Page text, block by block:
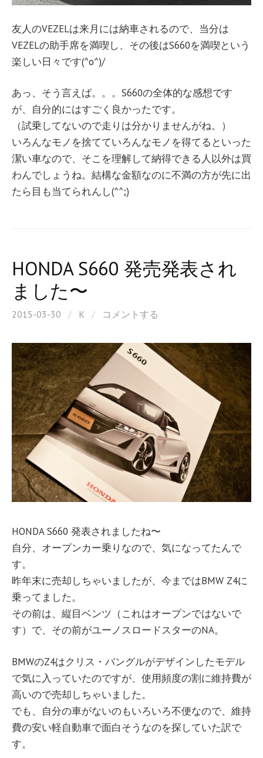
友人のVEZELは来月には納車されるので、当分は
VEZELの助手席を満喫し、その後はS660を満喫という
楽しい日々です(^o^)/
あっ、そう言えば。。。S660の全体的な感想です
が、自分的にはすごく良かったです。
（試乗してないので走りは分かりませんがね。）
いろんなモノを捨てていろんなモノを得てるといった
潔い車なので、そこを理解して納得できる人以外は買
わんでしょうね。結構な金額なのに不満の方が先に出
たら目も当てられんし(^^;)
HONDA S660 発売発表され
ました〜
2015-03-30 / K / コメントする
HONDA S660 発表されましたね〜
自分、オープンカー乗りなので、気になってたんで
す。
昨年末に売却しちゃいましたが、今まではBMW Z4に
乗ってました。
その前は、縦目ベンツ（これはオープンではないで
す）で、その前がユーノスロードスターのNA。
BMWのZ4はクリス・バングルがデザインしたモデル
で気に入っていたのですが、使用頻度の割に維持費が
高いので売却しちゃいました。
でも、自分の車がないのもいろいろ不便なので、維持
費の安い軽自動車で面白そうなのを探していた訳で
す。